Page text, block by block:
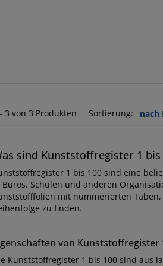
3 von 3 Produkten Sortierung:
sind Kunststoffregister 1 bis
1 bis 100 sind eine
Schulen und anderen
mit nummerierten
zu finden.
von Kunststoffregister
Kunststoffregister 1 bis 100 sind aus